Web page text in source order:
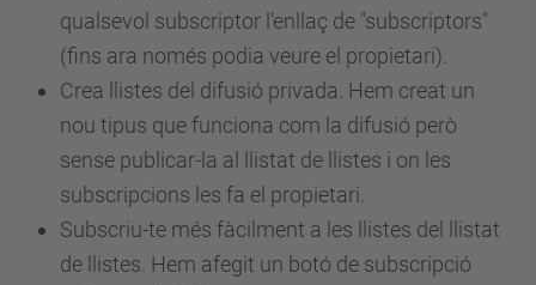
qualsevol subscriptor l'enllaç de "subscriptors"
(fins ara només podia veure el propietari).
Crea llistes del difusió privada. Hem creat un
nou tipus que funciona com la difusió però
sense publicar-la al llistat de llistes i on les
subscripcions les fa el propietari.
Subscriu-te més fàcilment a les llistes del llistat
de llistes. Hem afegit un botó de subscripció